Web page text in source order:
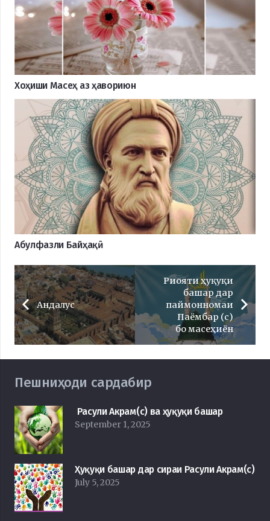
Хоҳиши Масеҳ аз ҳавориюн
Абулфазли Байҳақӣ
Андалус
Риояти ҳуқуқи
башар дар
паймонномаи
Паёмбар (с)
бо масеҳиён
Пешниҳоди сардабир
Расули Акрам(с) ва ҳуқуқи башар
September 1, 2025
Ҳуқуқи башар дар сираи Расули Акрам(с)
July 5, 2025